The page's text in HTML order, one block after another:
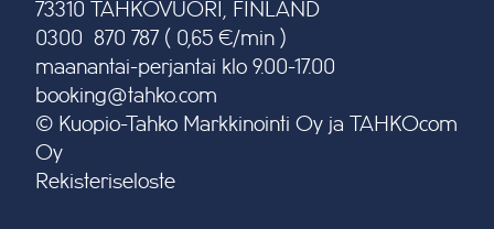
73310 TAHKOVUORI, FINLAND
0300 870 787 ( 0,65 €/min )
maanantai-perjantai klo 9.00-17.00
booking@tahko.com
© Kuopio-Tahko Markkinointi Oy ja TAHKOcom
Oy
Rekisteriseloste